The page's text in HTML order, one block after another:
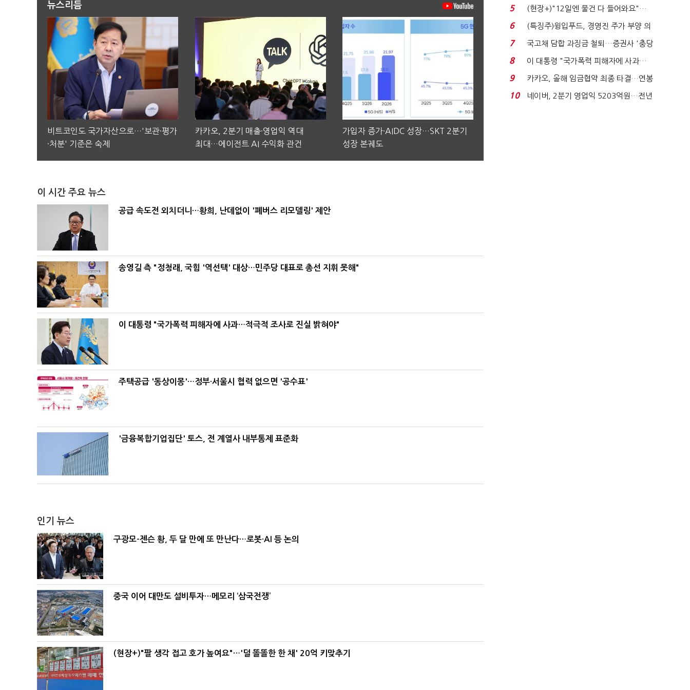
뉴스리듬
비트코인도 국가자산으로…'보관·평가
·처분' 기준은 숙제
카카오, 2분기 매출·영업익 역대
최대…에이전트 AI 수익화 관건
가입자 증가·AIDC 성장…SKT 2분기
성장 본궤도
이 시간 주요 뉴스
공급 속도전 외치더니…황희, 난데없이 '폐버스 리모델링' 제안
송영길 측 "정청래, 국힘 '역선택' 대상…민주당 대표로 총선 지휘 못해"
이 대통령 "국가폭력 피해자에 사과…적극적 조사로 진실 밝혀야"
주택공급 '동상이몽'…정부·서울시 협력 없으면 '공수표'
'금융복합기업집단' 토스, 전 계열사 내부통제 표준화
인기 뉴스
구광모-젠슨 황, 두 달 만에 또 만난다…로봇·AI 등 논의
중국 이어 대만도 설비투자…메모리 ‘삼국전쟁’
(현장+)"팔 생각 접고 호가 높여요"…'덜 똘똘한 한 채' 20억 키맞추기
처분' 기준은 ...
5
(현장+)"12일엔 물건 다 들어와요"…
빈 매대 채우며 문 연 ...
6
(특징주)윙입푸드, 경영진 주가 부양 의
지에 상한가...
7
국고채 담합 과징금 철퇴…증권사 '충당
금 폭탄' 우려...
8
이 대통령 "국가폭력 피해자에 사과…
적극적 조사로 진...
9
카카오, 올해 임금협약 최종 타결…연봉
6.3% 인상·격려...
10
네이버, 2분기 영업익 5203억원…전년